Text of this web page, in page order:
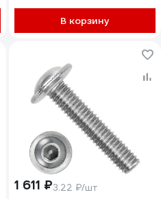
В корзину
1 611 ₽3.22 ₽/шт